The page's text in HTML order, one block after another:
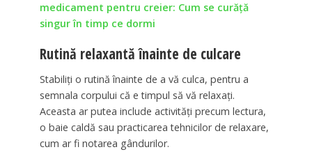
medicament pentru creier: Cum se curăță
singur în timp ce dormi
Rutină relaxantă înainte de culcare
Stabiliți o rutină înainte de a vă culca, pentru a
semnala corpului că e timpul să vă relaxaţi.
Aceasta ar putea include activități precum lectura,
o baie caldă sau practicarea tehnicilor de relaxare,
cum ar fi notarea gândurilor.